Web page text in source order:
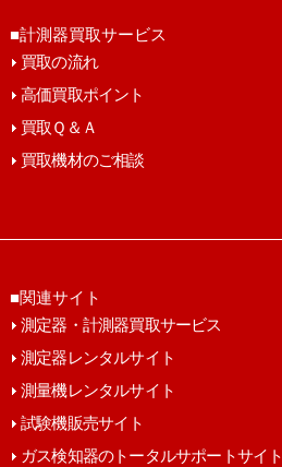
■計測器買取サービス
買取の流れ
高価買取ポイント
買取Ｑ＆Ａ
買取機材のご相談
■関連サイト
測定器・計測器買取サービス
測定器レンタルサイト
測量機レンタルサイト
試験機販売サイト
ガス検知器のトータルサポートサイト